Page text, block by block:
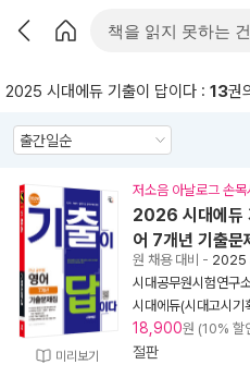
2025 시대에듀 기출이 답이다 : 13권
미리보기
저소음 아날로그 손
2026 시대에듀
어 7개년 기출문
원 채용 대비 - 2025
시대공무원시험연구
시대에듀(시대고시기
18,900원 (10% 할
절판